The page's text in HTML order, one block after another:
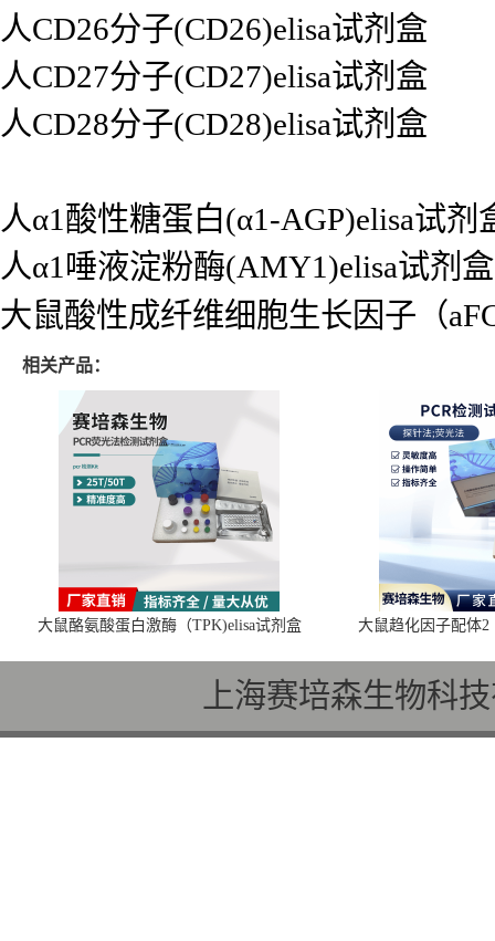
人CD26分子(CD26)elisa试剂盒
人CD27分子(CD27)elisa试剂盒
人CD28分子(CD28)elisa试剂盒
人α1酸性糖蛋白(α1-AGP)elisa试剂
人α1唾液淀粉酶(AMY1)elisa试剂盒
大鼠酸性成纤维细胞生长因子（
相关产品：
大鼠酪氨酸蛋白激酶（TPK)elisa试剂盒 大鼠趋化因子配体2
上海赛培森生物科